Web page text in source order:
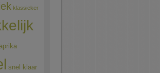
klassieker
snel klaar